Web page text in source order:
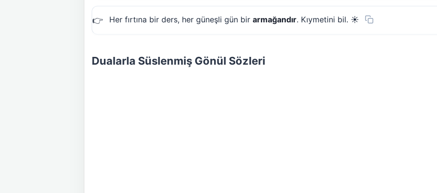
Her fırtına bir ders, her güneşli gün bir armağandır. Kıymetini bil. ☀️
Dualarla Süslenmiş Gönül Sözleri